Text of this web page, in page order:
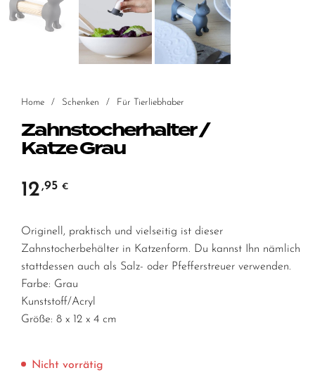
Home / Schenken / Für Tierliebhaber
Zahnstocherhalter /
Katze Grau
12 ,95 €
Originell, praktisch und vielseitig ist dieser
Zahnstocherbehälter in Katzenform. Du kannst Ihn nämlich
stattdessen auch als Salz- oder Pfefferstreuer verwenden.
Farbe: Grau
Kunststoff/Acryl
Größe: 8 x 12 x 4 cm
Nicht vorrätig